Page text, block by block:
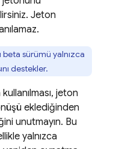
Jeton
sürümü yalnızca
destekler.
jeton
eklediğinden
unutmayın. Bu
yalnızca